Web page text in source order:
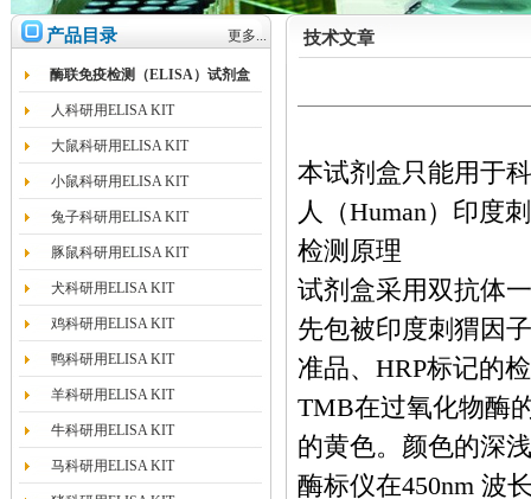
产品目录 更多...
酶联免疫检测（ELISA）试剂盒
人科研用ELISA KIT
大鼠科研用ELISA KIT
小鼠科研用ELISA KIT
兔子科研用ELISA KIT
豚鼠科研用ELISA KIT
犬科研用ELISA KIT
鸡科研用ELISA KIT
鸭科研用ELISA KIT
羊科研用ELISA KIT
牛科研用ELISA KIT
马科研用ELISA KIT
技术文章
本试剂盒只能用于
人（Human）印度
检测原理
试剂盒采用双抗体
先包被印度刺猬因
准品、HRP标记的
TMB在过氧化物酶
的黄色。颜色的深
酶标仪在450nm 波